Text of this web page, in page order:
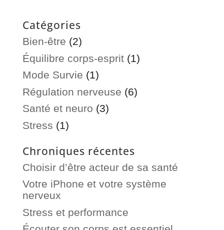
Catégories
Bien-être (2)
Équilibre corps-esprit(1)
Mode Survie (1)
Régulation nerveuse (6)
Santé et neuro (3)
Stress (1)
Chroniques récentes
Choisir d’être acteur de sa santé
Votre iPhone et votre système
nerveux
Stress et performance